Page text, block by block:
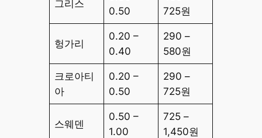
그리스
0.50
725원
헝가리
0.20 –
0.40
290 –
580원
크로아티
아
0.20 –
0.50
290 –
725원
스웨덴
0.50 –
1.00
725 –
1,450원